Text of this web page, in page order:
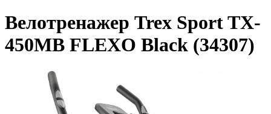
Велотренажер Trex Sport TX-
450MB FLEXO Black (34307)